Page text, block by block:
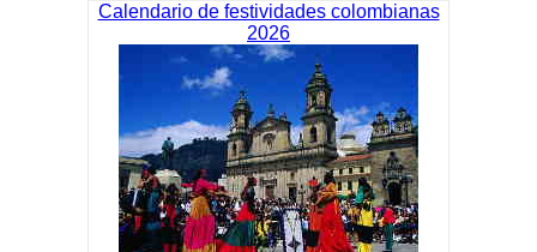
Calendario de festividades colombianas
2026